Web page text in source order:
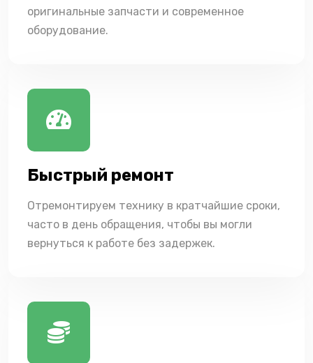
оригинальные запчасти и современное
оборудование.
Быстрый ремонт
Отремонтируем технику в кратчайшие сроки,
часто в день обращения, чтобы вы могли
вернуться к работе без задержек.